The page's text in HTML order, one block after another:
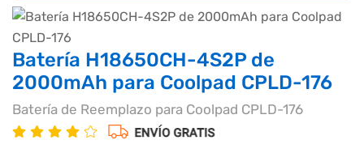
Batería H18650CH-4S2P de
2000mAh para Coolpad CPLD-176
Batería de Reemplazo para Coolpad CPLD-176